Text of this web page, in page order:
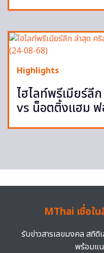
Highlights
ไฮไลท์พรีเมียร์ลี
vs น็อตติ้งแฮม ฟ
MThai เชื่อใ
รับข่าวสารเลขมงคล สถิติ
พร้อมแน